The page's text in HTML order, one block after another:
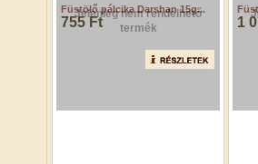
Jelenleg nem rendelhető
termék